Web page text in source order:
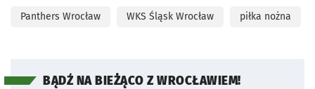
Panthers Wrocław WKS Śląsk Wrocław piłka nożna
BĄDŹ NA BIEŻĄCO Z WROCŁAWIEM!